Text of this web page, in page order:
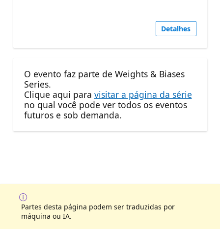
Detalhes
O evento faz parte de Weights & Biases
Series.
Clique aqui para visitar a página da série
no qual você pode ver todos os eventos
futuros e sob demanda.
Partes desta página podem ser traduzidas por
máquina ou IA.